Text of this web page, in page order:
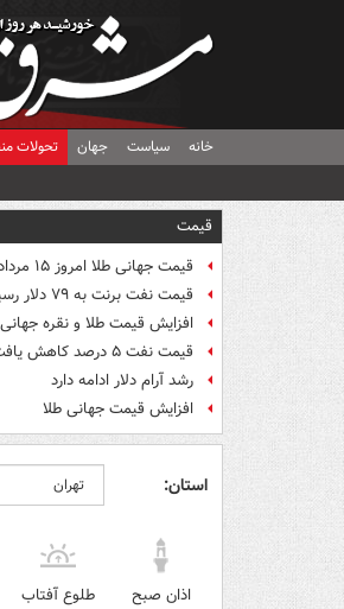
خانه سیاست جهان تحولات
قیمت
قیمت جهانی طلا امروز ۱۵ مرداد
قیمت نفت برنت به ۷۹ دلار رسید
افزایش قیمت طلا و نقره جهانی
قیمت نفت ۵ درصد کاهش یافت
رشد آرام دلار ادامه دارد
افزایش قیمت جهانی طلا
استان:
اذان صبح
طلوع آفتاب